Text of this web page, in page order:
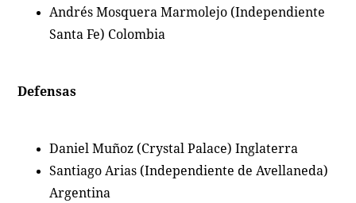
Andrés Mosquera Marmolejo (Independiente
Santa Fe) Colombia
Defensas
Daniel Muñoz (Crystal Palace) Inglaterra
Santiago Arias (Independiente de Avellaneda)
Argentina